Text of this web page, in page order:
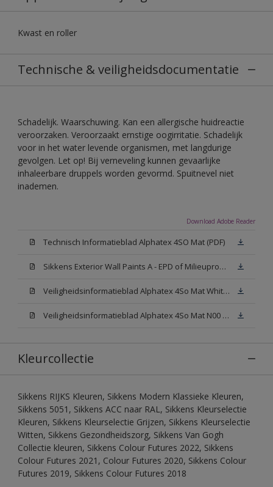
Kwast en roller
Technische & veiligheidsdocumentatie
Schadelijk. Waarschuwing. Kan een allergische huidreactie
veroorzaken. Veroorzaakt ernstige oogirritatie. Schadelijk
voor in het water levende organismen, met langdurige
gevolgen. Let op! Bij verneveling kunnen gevaarlijke
inhaleerbare druppels worden gevormd. Spuitnevel niet
inademen.
Download Adobe Reader
Technisch Informatieblad Alphatex 4SO Mat (PDF)
Sikkens Exterior Wall Paints A - EPD of Milieuproductverklaring
Veiligheidsinformatieblad Alphatex 4So Mat White W05 (MSDS)
Veiligheidsinformatieblad Alphatex 4So Mat N00 (MSDS)
Kleurcollectie
Sikkens RIJKS Kleuren, Sikkens Modern Klassieke Kleuren,
Sikkens 5051, Sikkens ACC naar RAL, Sikkens Kleurselectie
Kleuren, Sikkens Kleurselectie Grijzen, Sikkens Kleurselectie
Witten, Sikkens Gezondheidszorg, Sikkens Van Gogh
Collectie kleuren, Sikkens Colour Futures 2022, Sikkens
Colour Futures 2021, Colour Futures 2020, Sikkens Colour
Futures 2019, Sikkens Colour Futures 2018